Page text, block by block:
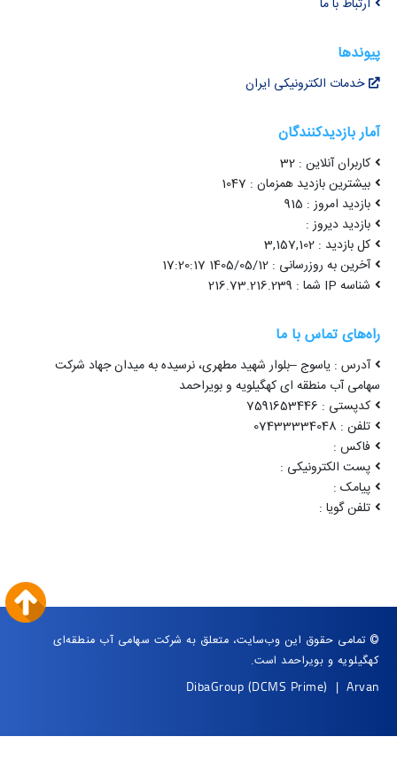
پیوندها
خدمات الکترونیکی ایران
آمار بازدیدکنندگان
کاربران آنلاین : 32
بیشترین بازدید همزمان : 1047
بازدید امروز : 915
بازدید دیروز :
کل بازدید : 3,157,102
آخرین به روزرسانی : 1405/05/12 17:20:17
شناسه IP شما : 216.73.216.239
راه‌های تماس با ما
آدرس : یاسوج –بلوار شهید مطهری، نرسیده به میدان جهاد شرکت
سهامی آب منطقه ای کهگیلویه و بویراحمد
کدپستی : 7591653446
تلفن : 07433334048
فاکس :
پست الکترونیکی :
پیامک :
تلفن گویا :
© تمامی حقوق این وب‌سایت، متعلق به شرکت سهامی آب منطقه‌ای
کهگیلویه و بویراحمد است.
DibaGroup (DCMS Prime) |Arvan